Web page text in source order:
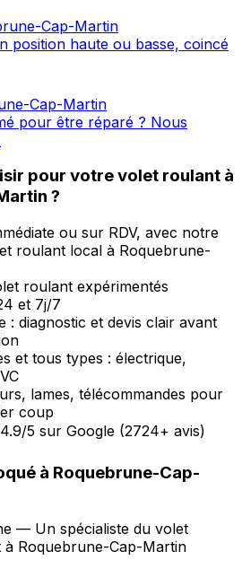
Cap-Martin
position haute ou basse, coincé
Cap-Martin
pour être réparé ? Nous
pour votre volet roulant à
?
ou sur RDV, avec notre
roulant local à Roquebrune-
roulant expérimentés
et 7j/7
: diagnostic et devis clair avant
et tous types : électrique,
lames, télécommandes pour
coup
5 sur Google (2724+ avis)
à Roquebrune-Cap-
— Un spécialiste du volet
Roquebrune-Cap-Martin